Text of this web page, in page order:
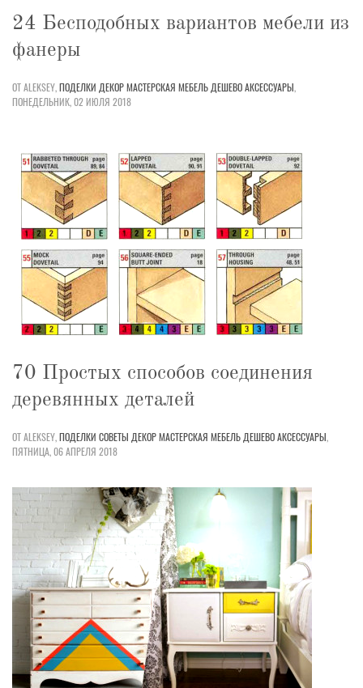
24 Бесподобных вариантов мебели из
фанеры
ОТ ALEKSEY,ПОДЕЛКИ ДЕКОРМАСТЕРСКАЯ МЕБЕЛЬ ДЕШЕВОАКСЕССУАРЫ,
ПОНЕДЕЛЬНИК, 02 ИЮЛЯ 2018
70 Простых способов соединения
деревянных деталей
ОТ ALEKSEY,ПОДЕЛКИ СОВЕТЫ ДЕКОРМАСТЕРСКАЯ МЕБЕЛЬ ДЕШЕВОАКСЕССУАРЫ,
ПЯТНИЦА, 06 АПРЕЛЯ 2018